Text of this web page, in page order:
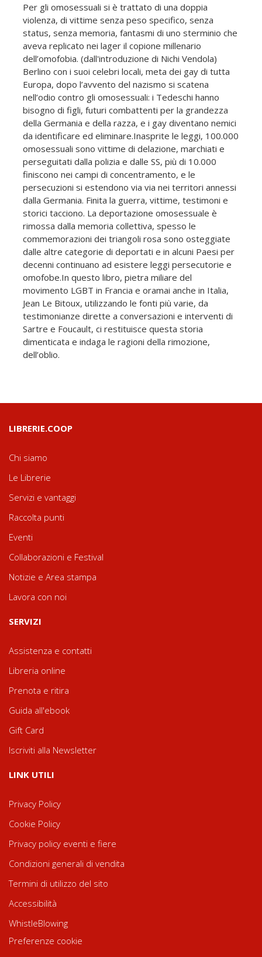
Per gli omosessuali si è trattato di una doppia
violenza, di vittime senza peso specifico, senza
status, senza memoria, fantasmi di uno sterminio che
aveva replicato nei lager il copione millenario
dell’omofobia. (dall'introduzione di Nichi Vendola)
Berlino con i suoi celebri locali, meta dei gay di tutta
Europa, dopo l’avvento del nazismo si scatena
nell’odio contro gli omosessuali: i Tedeschi hanno
bisogno di figli, futuri combattenti per la grandezza
della Germania e della razza, e i gay diventano nemici
da identificare ed eliminare.Inasprite le leggi, 100.000
omosessuali sono vittime di delazione, marchiati e
perseguitati dalla polizia e dalle SS, più di 10.000
finiscono nei campi di concentramento, e le
persecuzioni si estendono via via nei territori annessi
dalla Germania. Finita la guerra, vittime, testimoni e
storici tacciono. La deportazione omosessuale è
rimossa dalla memoria collettiva, spesso le
commemorazioni dei triangoli rosa sono osteggiate
dalle altre categorie di deportati e in alcuni Paesi per
decenni continuano ad esistere leggi persecutorie e
omofobe.In questo libro, pietra miliare del
movimento LGBT in Francia e oramai anche in Italia,
Jean Le Bitoux, utilizzando le fonti più varie, da
testimonianze dirette a conversazioni e interventi di
Sartre e Foucault, ci restituisce questa storia
dimenticata e indaga le ragioni della rimozione,
dell’oblio.
LIBRERIE.COOP
Chi siamo
Le Librerie
Servizi e vantaggi
Raccolta punti
Eventi
Collaborazioni e Festival
Notizie e Area stampa
Lavora con noi
SERVIZI
Assistenza e contatti
Libreria online
Prenota e ritira
Guida all'ebook
Gift Card
Iscriviti alla Newsletter
LINK UTILI
Privacy Policy
Cookie Policy
Privacy policy eventi e fiere
Condizioni generali di vendita
Termini di utilizzo del sito
Accessibilità
WhistleBlowing
Preferenze cookie